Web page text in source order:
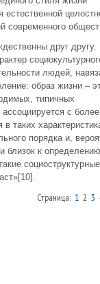
естественной
современного
друг другу.
людей,
образ жизни –
типичных
с
таких
порядка и,
близок к определению
социоструктурные
Страница: 1 2 3